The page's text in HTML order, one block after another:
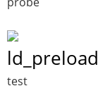
ld_preload
test